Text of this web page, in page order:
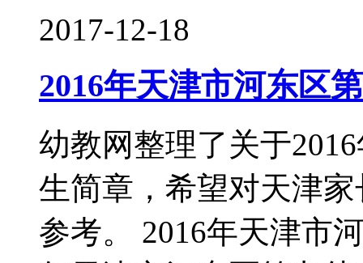
2017-12-18
2016年天津市河东区
幼教网整理了关于
生简章，希望对天津
参考。 2016年天津市